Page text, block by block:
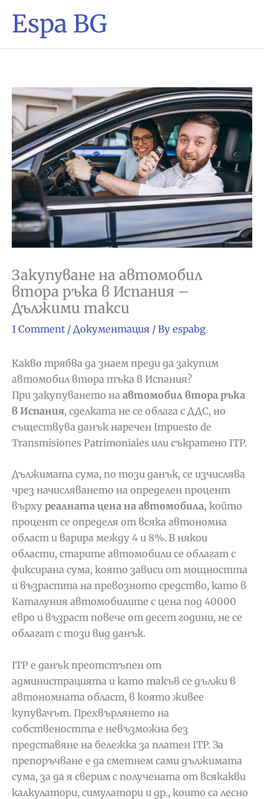
Espa BG
Закупуване на автомобил
втора ръка в Испания –
Дължими такси
1 Comment / Документация / By espabg
Какво трябва да знаем преди да закупим
автомобил втора тъка в Испания?
При закупуването на автомобил втора ръка
в Испания, сделката не се облага с ДДС, но
съществува данък наречен Impuesto de
Transmisiones Patrimoniales или съкратено ITP.
Дължимата сума, по този данък, се изчислява
чрез начисляването на определен процент
върху реалната цена на автомобила, който
процент се определя от всяка автономна
област и варира между 4 и 8%. В някои
области, старите автомобили се облагат с
фиксирана сума, която зависи от мощността
и възрастта на превозното средство, като в
Каталуния автомобилите с цена под 40000
евро и възраст повече от десет години, не се
облагат с този вид данък.
ITP е данък преотстъпен от
администрацията и като такъв се дължи в
автономната област, в която живее
купувачът. Прехвърлянето на
собствеността е невъзможна без
представяне на бележка за платен ITP. За
препоръчване е да сметнем сами дължимата
сума, за да я сверим с получената от всякакви
калкулатори, симулатори и др., които са лесно